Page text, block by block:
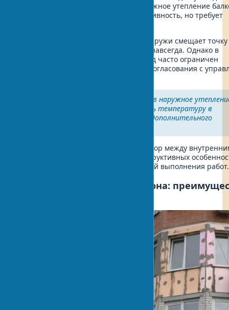
самостоятельного выполнения. Наружное утепление
обеспечивает лучшую энергоэффективность, но требует
Известно, что утепление балкона снаружи смещает
сторону улицы. Конденсат исчезает навсегда. Однако в
многоквартирных домах такой подход часто ограничен
строительными нормами и требует согласования с
В одном из недавних проектов наружное
балкона позволило увеличить температуру в
помещении на 8°C зимой без дополнительного
Как утеплить балкон правильно? Выбор между
наружным методом зависит от конструктивных
бюджета и технических возможностей выполнения работ.
Наружное утепление балкона: